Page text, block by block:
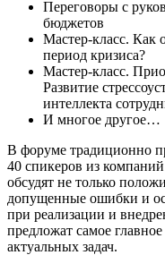
Переговоры с
бюджетов
Мастер-класс. Как
период кризиса?
Мастер-класс.
Развитие
интеллекта
И многое другое…
В форуме традиционно
40 спикеров из
обсудят не только
допущенные ошибки и
при реализации и
предложат самое
актуальных задач.